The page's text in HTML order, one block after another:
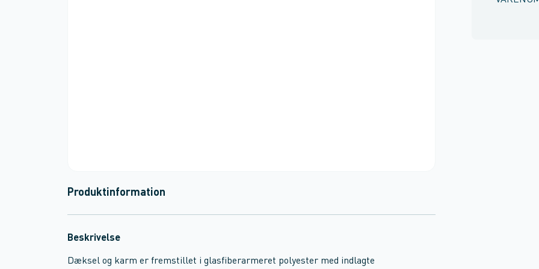
Produktinformation
Beskrivelse
Dæksel og karm er fremstillet i glasfiberarmeret polyester med indlagte